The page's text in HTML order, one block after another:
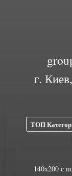
г.
ТОП
140х200 с